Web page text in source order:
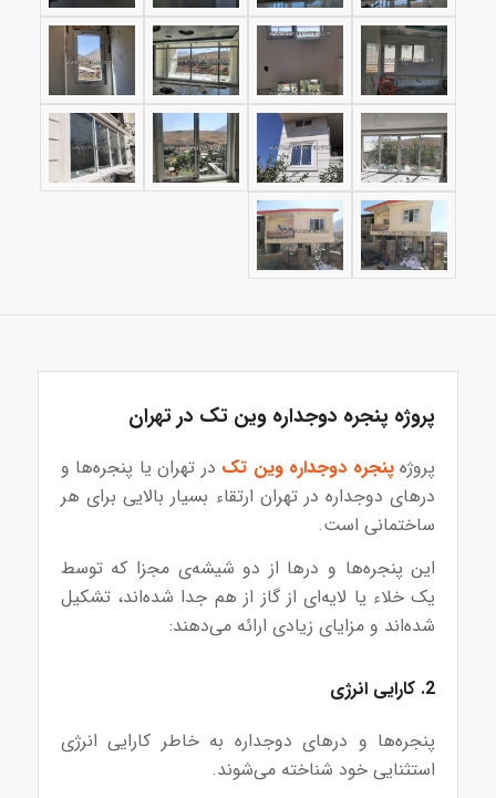
پروژه پنجره دوجداره وین تک در تهران
پروژهپنجره دوجداره وین تک در تهران یا پنجره‌ها و
درهای دوجداره در تهران ارتقاء بسیار بالایی برای هر
ساختمانی است.
این پنجره‌ها و درها از دو شیشه‌ی مجزا که توسط
یک خلاء یا لایه‌ای از گاز از هم جدا شده‌اند، تشکیل
شده‌اند و مزایای زیادی ارائه می‌دهند:
2. کارایی انرژی
پنجره‌ها و درهای دوجداره به خاطر کارایی انرژی
استثنایی خود شناخته می‌شوند.